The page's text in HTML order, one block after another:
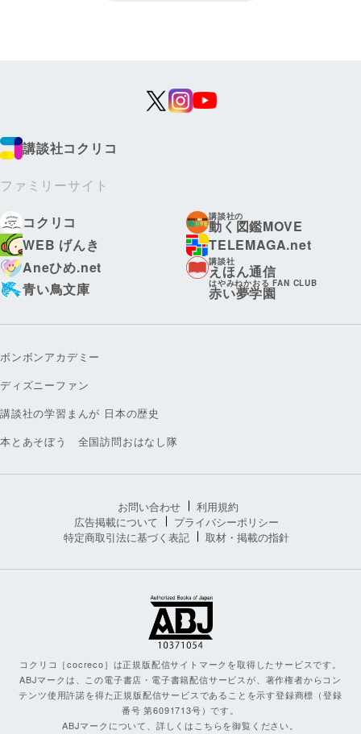
講談社コクリコ
ファミリーサイト
コクリコ
講談社の
動く図鑑MOVE
WEB げんき
TELEMAGA.net
Aneひめ.net
講談社
えほん通信
青い鳥文庫
はやみねかおる FAN CLUB
赤い夢学園
ボンボンアカデミー
ディズニーファン
講談社の学習まんが 日本の歴史
本とあそぼう 全国訪問おはなし隊
お問い合わせ
利用規約
広告掲載について
プライバシーポリシー
特定商取引法に基づく表記
取材・掲載の指針
コクリコ［cocreco］は正規版配信サイトマークを取得したサービスです。
ABJマークは、この電子書店・電子書籍配信サービスが、著作権者からコン
テンツ使用許諾を得た正規版配信サービスであることを示す登録商標（登録
番号 第6091713号）です。
ABJマークについて、詳しくはこちらを御覧ください。